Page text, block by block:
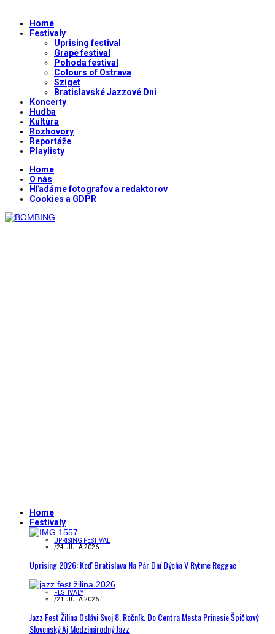
Home
Festivaly
Uprising festival
Grape festival
Pohoda festival
Colours of Ostrava
Sziget
Bratislavské Jazzové Dni
Koncerty
Hudba
Kultúra
Rozhovory
Reportáže
Playlisty
Home
O nás
Hľadáme fotografov a redaktorov
Cookies a GDPR
Home
Festivaly
UPRISING FESTIVAL
/24. JÚLA 2026
Uprising 2026: Keď Bratislava Na Pár Dní Dýcha V Rytme Reggae
FESTIVALY
/21. JÚLA 2026
Jazz Fest Žilina Oslávi Svoj 8. Ročník. Do Centra Mesta Prinesie Špičkový
Slovenský Aj Medzinárodný Jazz